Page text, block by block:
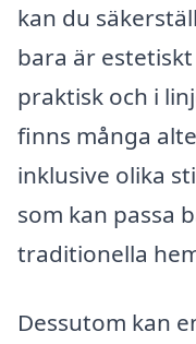
kan du
bara är
praktisk och i
finns många
inklusive olika
som kan passa
traditionella
Dessutom kan